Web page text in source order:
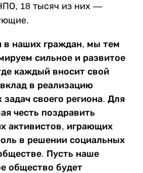
18 тысяч из них —
в наших граждан, мы тем
сильное и развитое
каждый вносит свой
в реализацию
своего региона. Для
честь поздравить
активистов, играющих
в решении социальных
Пусть наше
общество будет